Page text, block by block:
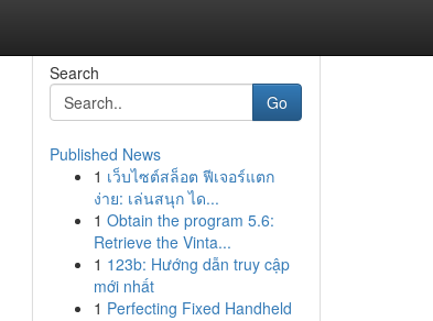
Search
Go
Published News
1 เว็บไซต์สล็อต ฟีเจอร์แตก
ง่าย: เล่นสนุก ได...
1 Obtain the program 5.6:
Retrieve the Vinta...
1 123b: Hướng dẫn truy cập
mới nhất
1 Perfecting Fixed Handheld